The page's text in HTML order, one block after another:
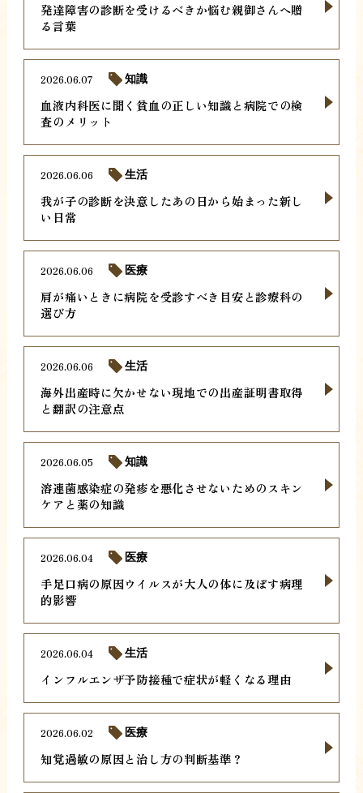
発達障害の診断を受けるべきか悩む親御さんへ贈
る言葉
血液内科医に聞く貧血の正しい知識と病院での検
査のメリット
2026.06.07 知識
我が子の診断を決意したあの日から始まった新し
い日常
2026.06.06 生活
肩が痛いときに病院を受診すべき目安と診療科の
選び方
2026.06.06 医療
海外出産時に欠かせない現地での出産証明書取得
と翻訳の注意点
2026.06.06 生活
溶連菌感染症の発疹を悪化させないためのスキン
ケアと薬の知識
2026.06.05 知識
手足口病の原因ウイルスが大人の体に及ぼす病理
的影響
2026.06.04 医療
インフルエンザ予防接種で症状が軽くなる理由
2026.06.04 生活
知覚過敏の原因と治し方の判断基準？
2026.06.02 医療